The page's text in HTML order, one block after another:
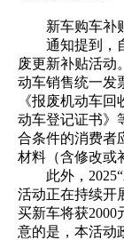
新车购车补
通知提到，自
废更新补贴活动
动车销售统一发
《报废机动车
动车登记证书》
合条件的消费者
材料（含修改或
此外，
活动正在持续开
买新车将获2000
意的是，本活动